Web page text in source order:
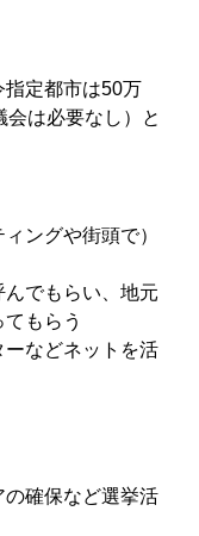
指定都市は50万
会は必要なし）と
ングや街頭で）
んでもらい、地元
もらう
ーなどネットを活
の確保など選挙活